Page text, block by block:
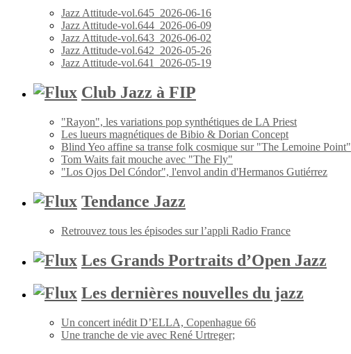
Jazz Attitude-vol.645_2026-06-16
Jazz Attitude-vol.644_2026-06-09
Jazz Attitude-vol.643_2026-06-02
Jazz Attitude-vol.642_2026-05-26
Jazz Attitude-vol.641_2026-05-19
Club Jazz à FIP
"Rayon", les variations pop synthétiques de LA Priest
Les lueurs magnétiques de Bibio & Dorian Concept
Blind Yeo affine sa transe folk cosmique sur "The Lemoine Point"
Tom Waits fait mouche avec "The Fly"
"Los Ojos Del Cóndor", l'envol andin d'Hermanos Gutiérrez
Tendance Jazz
Retrouvez tous les épisodes sur l’appli Radio France
Les Grands Portraits d’Open Jazz
Les dernières nouvelles du jazz
Un concert inédit D’ELLA, Copenhague 66
Une tranche de vie avec René Urtreger;